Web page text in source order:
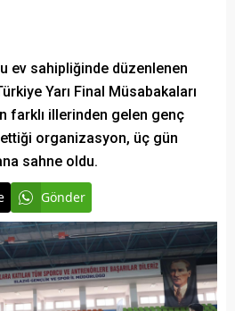
ev sahipliğinde düzenlenen
Yarı Final Müsabakaları
farklı illerinden gelen genç
organizasyon, üç gün
sahne oldu.
Gönder